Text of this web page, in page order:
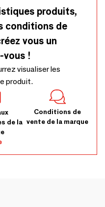
produits,
conditions de
vous un
vous !
visualiser les
produit.
de la
Conditions de
vente de la marque